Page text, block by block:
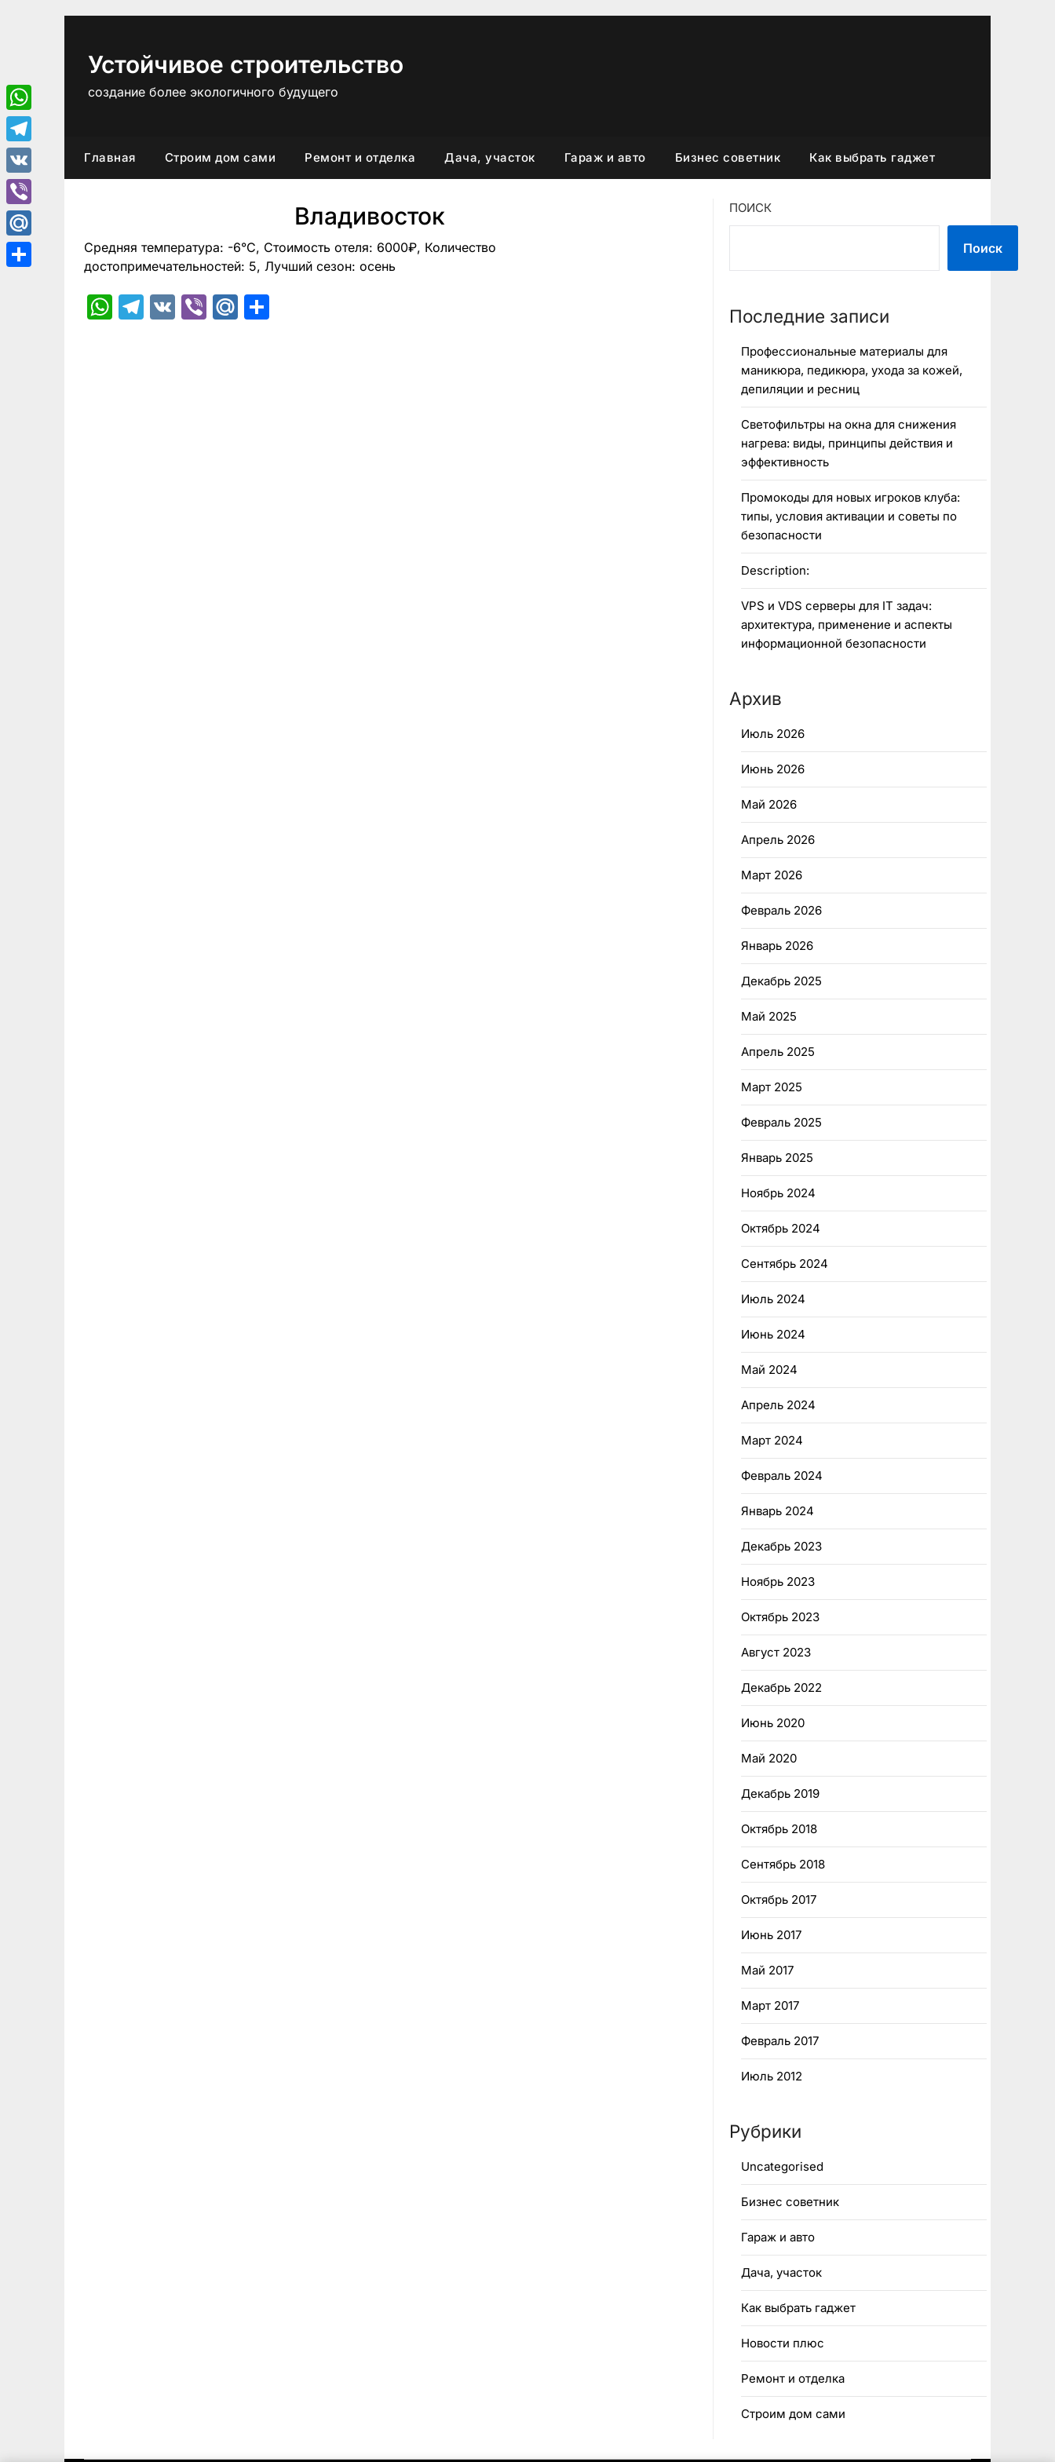
Устойчивое строительство
создание более экологичного будущего
Главная Строим дом сами Ремонт и отделка Дача, участок Гараж и авто Бизнес советник Как выбрать гаджет
Владивосток
Средняя температура: -6°C, Стоимость отеля: 6000₽, Количество
достопримечательностей: 5, Лучший сезон: осень
WhatsApp
Telegram
VK ViberMail.Ru
ПОИСК
Поиск
Последние записи
Профессиональные материалы для
маникюра, педикюра, ухода за кожей,
депиляции и ресниц
Светофильтры на окна для снижения
нагрева: виды, принципы действия и
эффективность
Промокоды для новых игроков клуба:
типы, условия активации и советы по
безопасности
Description:
VPS и VDS серверы для IT задач:
архитектура, применение и аспекты
информационной безопасности
Архив
Июль 2026
Июнь 2026
Май 2026
Апрель 2026
Март 2026
Февраль 2026
Январь 2026
Декабрь 2025
Май 2025
Апрель 2025
Март 2025
Февраль 2025
Январь 2025
Ноябрь 2024
Октябрь 2024
Сентябрь 2024
Июль 2024
Июнь 2024
Май 2024
Апрель 2024
Март 2024
Февраль 2024
Январь 2024
Декабрь 2023
Ноябрь 2023
Октябрь 2023
Август 2023
Декабрь 2022
Июнь 2020
Май 2020
Декабрь 2019
Октябрь 2018
Сентябрь 2018
Октябрь 2017
Июнь 2017
Май 2017
Март 2017
Февраль 2017
Июль 2012
Рубрики
Uncategorised
Бизнес советник
Гараж и авто
Дача, участок
Как выбрать гаджет
Новости плюс
Ремонт и отделка
Строим дом сами
WhatsApp
Telegram
VK
Viber
Mail.Ru